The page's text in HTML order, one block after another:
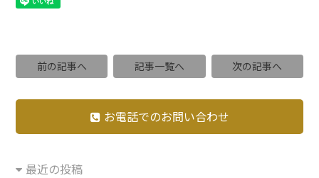
前の記事へ 記事一覧へ 次の記事へ
お電話でのお問い合わせ
最近の投稿